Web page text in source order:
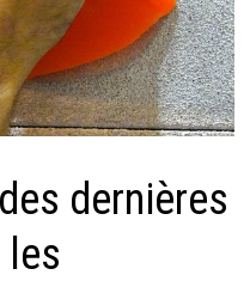
dernières
les